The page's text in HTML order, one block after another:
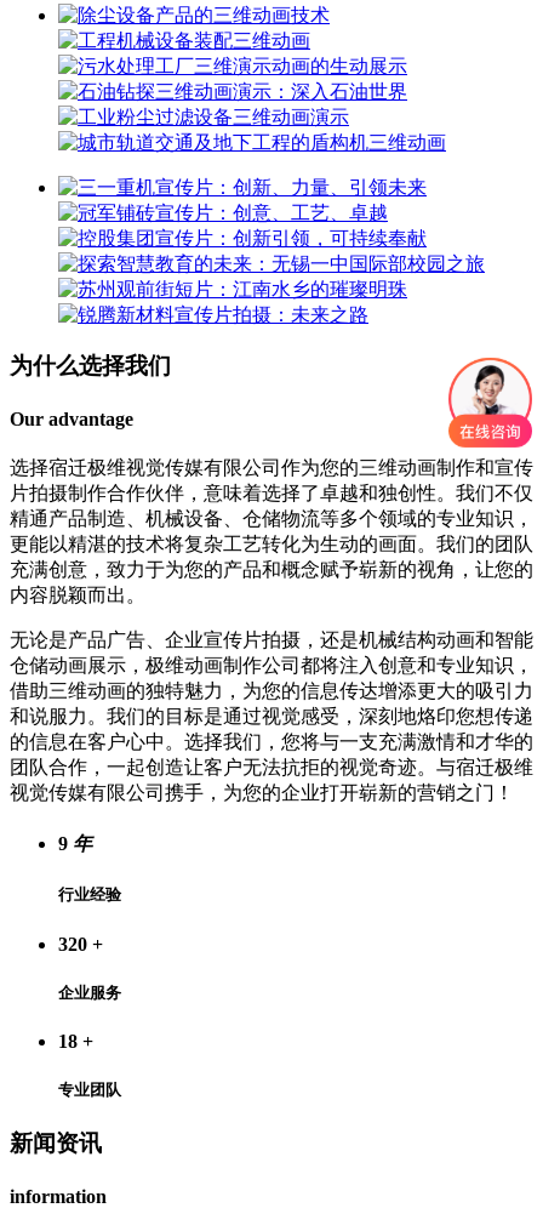
为什么选择我们
Our advantage
选择宿迁极维视觉传媒有限公司作为您的三维动画制作和宣传
片拍摄制作合作伙伴，意味着选择了卓越和独创性。我们不仅
精通产品制造、机械设备、仓储物流等多个领域的专业知识，
更能以精湛的技术将复杂工艺转化为生动的画面。我们的团队
充满创意，致力于为您的产品和概念赋予崭新的视角，让您的
内容脱颖而出。
无论是产品广告、企业宣传片拍摄，还是机械结构动画和智能
仓储动画展示，极维动画制作公司都将注入创意和专业知识，
借助三维动画的独特魅力，为您的信息传达增添更大的吸引力
和说服力。我们的目标是通过视觉感受，深刻地烙印您想传递
的信息在客户心中。选择我们，您将与一支充满激情和才华的
团队合作，一起创造让客户无法抗拒的视觉奇迹。与宿迁极维
视觉传媒有限公司携手，为您的企业打开崭新的营销之门！
9 年
行业经验
320 +
企业服务
18 +
专业团队
新闻资讯
information